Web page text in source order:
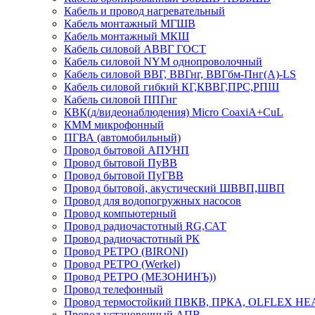
Кабель и провод нагревательный
Кабель монтажный МГШВ
Кабель монтажный МКШ
Кабель силовой АВВГ ГОСТ
Кабель силовой NYM однопроволочный
Кабель силовой ВВГ, ВВГнг, ВВГбм-Пнг(А)-LS
Кабель силовой гибкий КГ,КВВГ,ПРС,РПШ
Кабель силовой ППГнг
КВК(д/видеонаблюдения) Micro CoaxiA+CuL
КММ микрофонный
ПГВА (автомобильный)
Провод бытовой АПУНП
Провод бытовой ПуВВ
Провод бытовой ПуГВВ
Провод бытовой, акустический ШВВП,ШВП
Провод для водопогружных насосов
Провод компьютерный
Провод радиочастотный RG,САТ
Провод радиочастотный РК
Провод РЕТРО (BIRONI)
Провод РЕТРО (Werkel)
Провод РЕТРО (МЕЗОНИНЪ))
Провод телефонный
Провод термостойкий ПВКВ, ПРКА, OLFLEX